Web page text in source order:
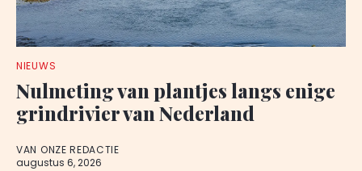
NIEUWS
Nulmeting van plantjes langs enige
grindrivier van Nederland
VAN ONZE REDACTIE
augustus 6, 2026